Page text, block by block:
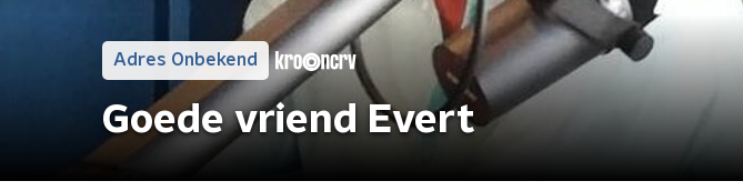
Adres Onbekend
Goede vriend Evert